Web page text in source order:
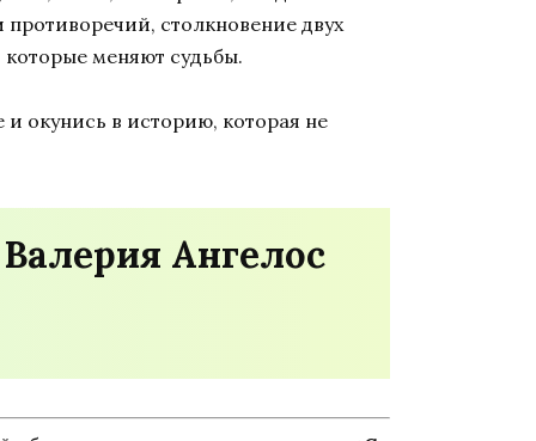
столкновение двух
меняют судьбы.
и окунись в историю, которая не
Ангелос